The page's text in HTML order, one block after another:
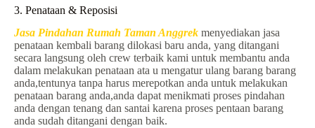
3. Penataan & Reposisi
Jasa Pindahan Rumah Taman Anggrek menyediakan jasa
penataan kembali barang dilokasi baru anda, yang ditangani
secara langsung oleh crew terbaik kami untuk membantu anda
dalam melakukan penataan ata u mengatur ulang barang barang
anda,tentunya tanpa harus merepotkan anda untuk melakukan
penataan barang anda,anda dapat menikmati proses pindahan
anda dengan tenang dan santai karena proses pentaan barang
anda sudah ditangani dengan baik.